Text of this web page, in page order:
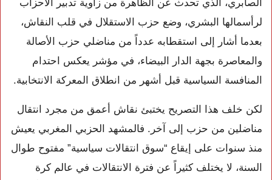
الصابري، الذي تحدث عن الظاهرة من زاوية تدبير الأحزاب
لرأسمالها البشري، وضع حزب الاستقلال في قلب النقاش،
بعدما أشار إلى استقطابه عدداً من مناضلي حزب الأصالة
والمعاصرة بجهة الدار البيضاء، في مؤشر يعكس احتدام
المنافسة السياسية قبل أشهر من انطلاق المعركة الانتخابية.
لكن خلف هذا التصريح يختبئ نقاش أعمق من مجرد انتقال
مناضلين من حزب إلى آخر. فالمشهد الحزبي المغربي يعيش
منذ سنوات على إيقاع “سوق انتقالات سياسية” مفتوح طوال
السنة، لا يختلف كثيراً عن فترة الانتقالات في عالم كرة